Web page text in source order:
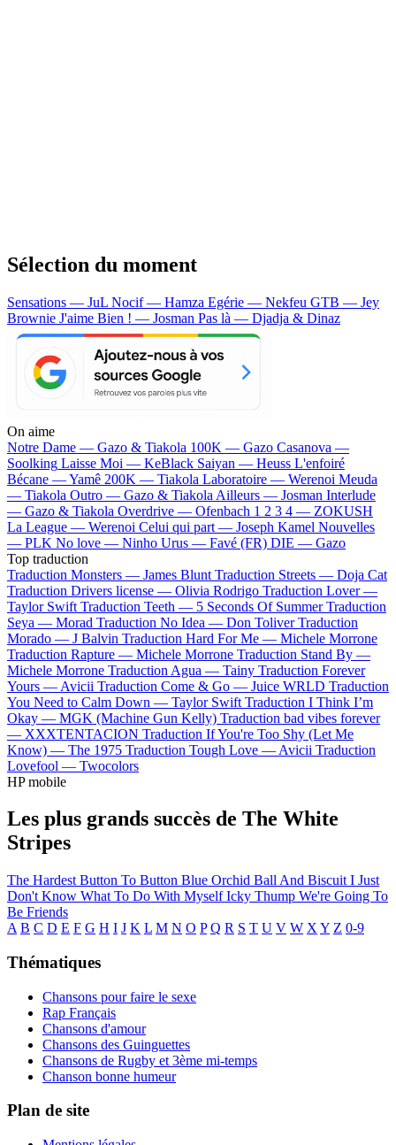
Sélection du moment
Sensations — JuL Nocif — Hamza Egérie — Nekfeu GTB — Jey
Brownie J'aime Bien ! — Josman Pas là — Djadja & Dinaz
On aime
Notre Dame — Gazo & Tiakola 100K — Gazo Casanova —
Soolking Laisse Moi — KeBlack Saiyan — Heuss L'enfoiré
Bécane —Yamê 200K — Tiakola Laboratoire — Werenoi Meuda
— Tiakola Outro — Gazo & Tiakola Ailleurs — Josman Interlude
— Gazo & Tiakola Overdrive — Ofenbach 1 2 3 4 — ZOKUSH
La League — Werenoi Celui qui part — Joseph Kamel Nouvelles
— PLK No love — Ninho Urus — Favé (FR) DIE — Gazo
Top traduction
Traduction Monsters — James Blunt Traduction Streets — Doja Cat
Traduction Drivers license — Olivia Rodrigo Traduction Lover —
Taylor Swift Traduction Teeth — 5 Seconds Of Summer Traduction
Seya — Morad Traduction No Idea — Don Toliver Traduction
Morado — J Balvin Traduction Hard For Me — Michele Morrone
Traduction Rapture — Michele Morrone Traduction Stand By —
Michele Morrone Traduction Agua — Tainy Traduction Forever
Yours — Avicii Traduction Come & Go — Juice WRLD Traduction
You Need to Calm Down — Taylor Swift Traduction I Think I’m
Okay — MGK (Machine Gun Kelly) Traduction bad vibes forever
— XXXTENTACION Traduction If You're Too Shy (Let Me
Know) — The 1975 Traduction Tough Love — Avicii Traduction
Lovefool — Twocolors
HP mobile
Les plus grands succès de The White
Stripes
The Hardest Button To Button Blue Orchid Ball And Biscuit I Just
Don't Know What To Do With MyselfIcky Thump We're Going To
Be Friends
A B C D E F G H I J K L M N O P Q R S T U V W X Y Z 0-9
Thématiques
Chansons pour faire le sexe
Rap Français
Chansons d'amour
Chansons des Guinguettes
Chansons de Rugby et 3ème mi-temps
Chanson bonne humeur
Plan de site